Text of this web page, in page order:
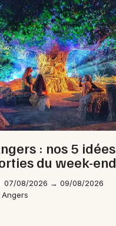
: nos 5 idées
du week-end
07/08/2026 → 09/08/2026
Angers